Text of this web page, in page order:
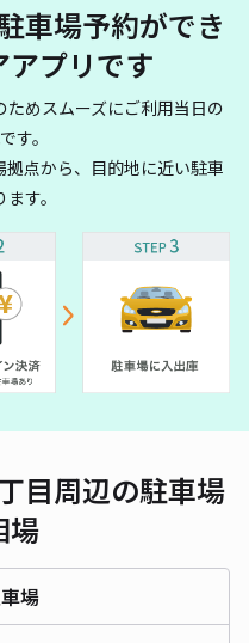
車場予約ができ
アプリです
めスムーズにご利用当日の
す。
点から、目的地に近い駐車
す。
目周辺の駐車場
場
場